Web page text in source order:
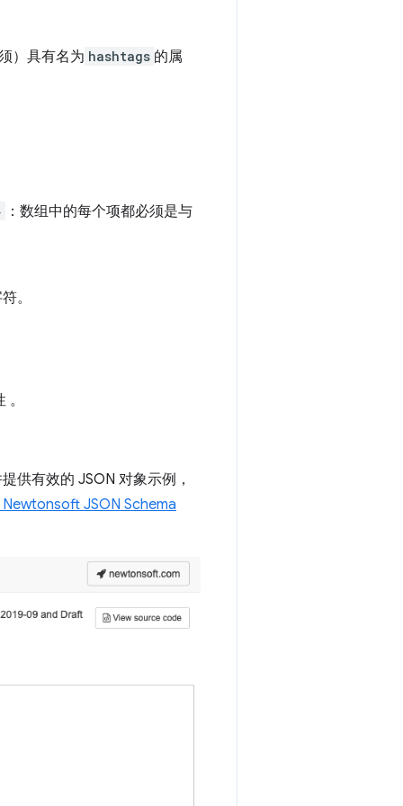
）具有名为 hashtags 的属
：数组中的每个项都必须是与
。
供有效的 JSON 对象示例，
Newtonsoft JSON Schema